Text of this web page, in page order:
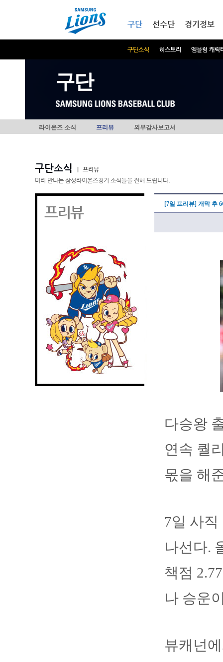
구단
구단소식 히스토리 엠블럼 캐릭
선수단 경기정보
구단
라이온즈 소식 프리뷰 외부감사보고서
구단소식
프리뷰
미리 만나는 삼성라이온즈경기 소식들을 전해 드립니다.
프리뷰 [7일 프리뷰] 개막 후
다승왕
연속 퀄
몫을 해
7일 사
나선다.
책점
나 승운
뷰캐넌